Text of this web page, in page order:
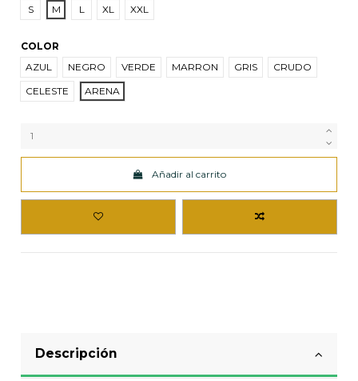
S
M L XL XXL
COLOR
AZUL
NEGRO VERDE MARRON GRIS
CRUDO
CELESTE
ARENA
Añadir al carrito
Descripción